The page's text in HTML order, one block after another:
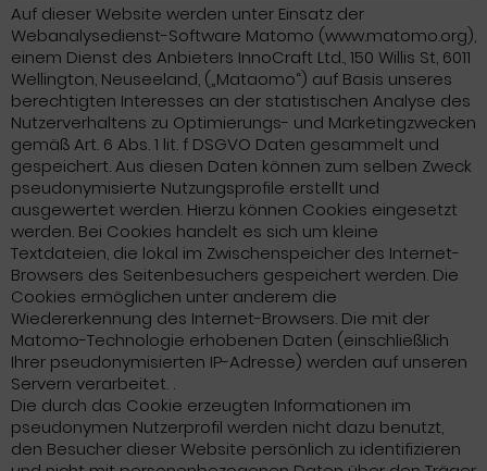
Auf dieser Website werden unter Einsatz der
Webanalysedienst-Software Matomo (www.matomo.org),
einem Dienst des Anbieters InnoCraft Ltd., 150 Willis St, 6011
Wellington, Neuseeland, („Mataomo“) auf Basis unseres
berechtigten Interesses an der statistischen Analyse des
Nutzerverhaltens zu Optimierungs- und Marketingzwecken
gemäß Art. 6 Abs. 1 lit. f DSGVO Daten gesammelt und
gespeichert. Aus diesen Daten können zum selben Zweck
pseudonymisierte Nutzungsprofile erstellt und
ausgewertet werden. Hierzu können Cookies eingesetzt
werden. Bei Cookies handelt es sich um kleine
Textdateien, die lokal im Zwischenspeicher des Internet-
Browsers des Seitenbesuchers gespeichert werden. Die
Cookies ermöglichen unter anderem die
Wiedererkennung des Internet-Browsers. Die mit der
Matomo-Technologie erhobenen Daten (einschließlich
Ihrer pseudonymisierten IP-Adresse) werden auf unseren
Servern verarbeitet. .
Die durch das Cookie erzeugten Informationen im
pseudonymen Nutzerprofil werden nicht dazu benutzt,
den Besucher dieser Website persönlich zu identifizieren